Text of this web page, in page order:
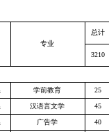
专业
总计
3210
学前教育 25
汉语言文学 45
广告学 40